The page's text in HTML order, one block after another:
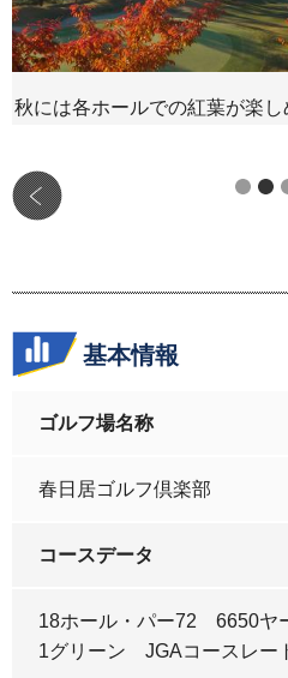
秋には各ホールでの紅葉が楽し
基本情報
ゴルフ場名称
春日居ゴルフ倶楽部
コースデータ
18ホール・パー72 6650
1グリーン JGAコースレ